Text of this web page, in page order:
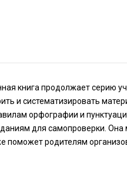
книга продолжает серию
и систематизировать
орфографии и
для самопроверки. Она
поможет родителям